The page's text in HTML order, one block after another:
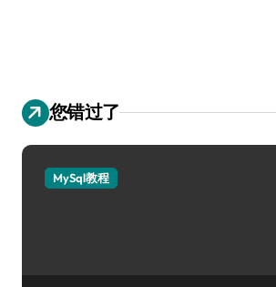
您错过了
MySql教程